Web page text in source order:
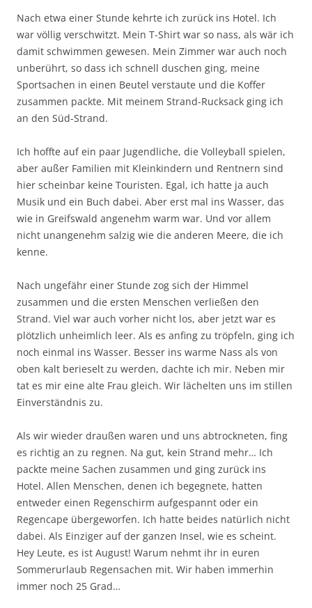
Nach etwa einer Stunde kehrte ich zurück ins Hotel. Ich
war völlig verschwitzt. Mein T-Shirt war so nass, als wär ich
damit schwimmen gewesen. Mein Zimmer war auch noch
unberührt, so dass ich schnell duschen ging, meine
Sportsachen in einen Beutel verstaute und die Koffer
zusammen packte. Mit meinem Strand-Rucksack ging ich
an den Süd-Strand.
Ich hoffte auf ein paar Jugendliche, die Volleyball spielen,
aber außer Familien mit Kleinkindern und Rentnern sind
hier scheinbar keine Touristen. Egal, ich hatte ja auch
Musik und ein Buch dabei. Aber erst mal ins Wasser, das
wie in Greifswald angenehm warm war. Und vor allem
nicht unangenehm salzig wie die anderen Meere, die ich
kenne.
Nach ungefähr einer Stunde zog sich der Himmel
zusammen und die ersten Menschen verließen den
Strand. Viel war auch vorher nicht los, aber jetzt war es
plötzlich unheimlich leer. Als es anfing zu tröpfeln, ging ich
noch einmal ins Wasser. Besser ins warme Nass als von
oben kalt berieselt zu werden, dachte ich mir. Neben mir
tat es mir eine alte Frau gleich. Wir lächelten uns im stillen
Einverständnis zu.
Als wir wieder draußen waren und uns abtrockneten, fing
es richtig an zu regnen. Na gut, kein Strand mehr… Ich
packte meine Sachen zusammen und ging zurück ins
Hotel. Allen Menschen, denen ich begegnete, hatten
entweder einen Regenschirm aufgespannt oder ein
Regencape übergeworfen. Ich hatte beides natürlich nicht
dabei. Als Einziger auf der ganzen Insel, wie es scheint.
Hey Leute, es ist August! Warum nehmt ihr in euren
Sommerurlaub Regensachen mit. Wir haben immerhin
immer noch 25 Grad…